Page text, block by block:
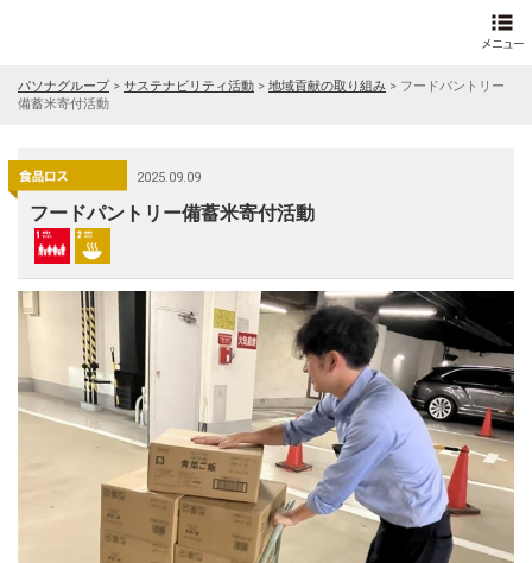
パソナグループ> サステナビリティ活動 > 地域貢献の取り組み > フードパントリー
備蓄米寄付活動
2025.09.09
フードパントリー備蓄米寄付活動